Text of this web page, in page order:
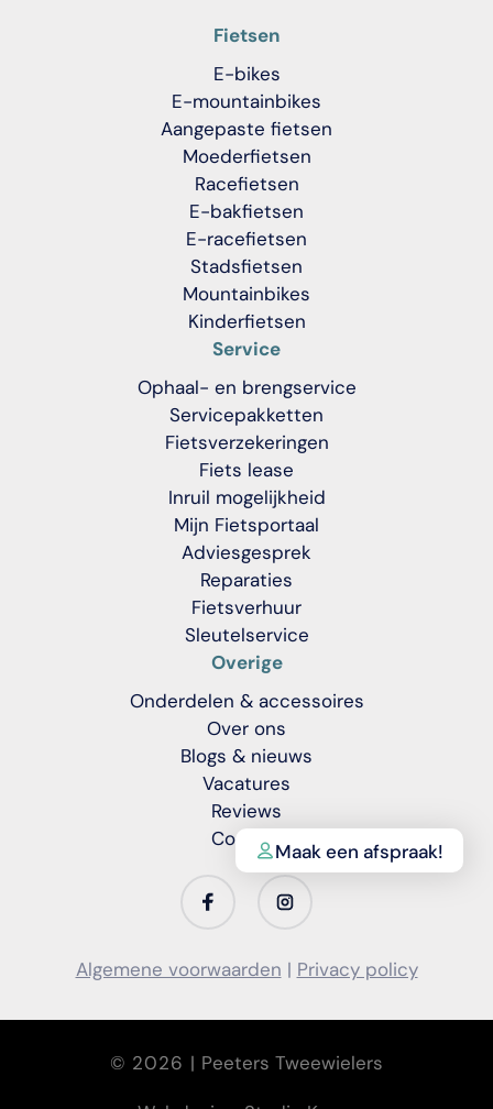
Maak een afspraak!
Fietsen
E-bikes
E-mountainbikes
Aangepaste fietsen
Moederfietsen
Racefietsen
E-bakfietsen
E-racefietsen
Stadsfietsen
Mountainbikes
Kinderfietsen
Service
Ophaal- en brengservice
Servicepakketten
Fietsverzekeringen
Fiets lease
Inruil mogelijkheid
Mijn Fietsportaal
Adviesgesprek
Reparaties
Fietsverhuur
Sleutelservice
Overige
Onderdelen & accessoires
Over ons
Blogs & nieuws
Vacatures
Reviews
Contact
Translation
nl.general.social.links.facebook
Translation
Algemene voorwaarden | Privacy policy
© 2026 | Peeters Tweewielers